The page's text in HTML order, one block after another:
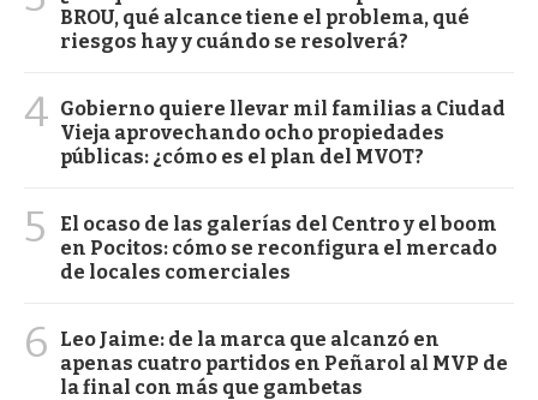
BROU, qué alcance tiene el problema, qué
riesgos hay y cuándo se resolverá?
4 Gobierno quiere llevar mil familias a Ciudad
Vieja aprovechando ocho propiedades
públicas: ¿cómo es el plan del MVOT?
5
El ocaso de las galerías del Centro y el boom
en Pocitos: cómo se reconfigura el mercado
de locales comerciales
6
Leo Jaime: de la marca que alcanzó en
apenas cuatro partidos en Peñarol al MVP de
la final con más que gambetas